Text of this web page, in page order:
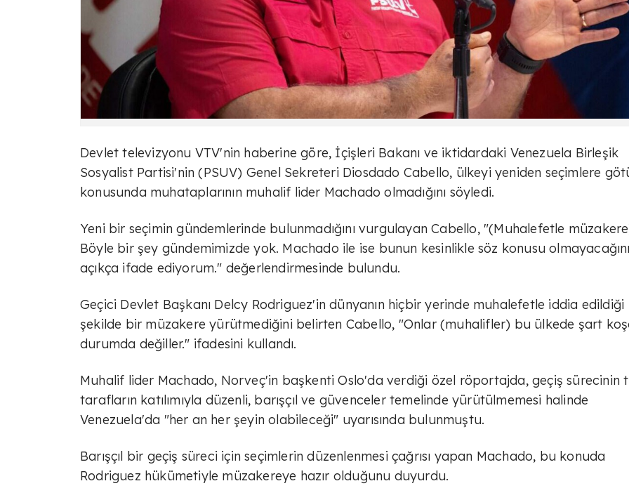
Devlet televizyonu VTV'nin haberine göre, İçişleri Bakanı ve iktidardaki Venezuela Birleşik
Sosyalist Partisi'nin (PSUV) Genel Sekreteri Diosdado Cabello, ülkeyi yeniden seçimlere
konusunda muhataplarının muhalif lider Machado olmadığını söyledi.
Yeni bir seçimin gündemlerinde bulunmadığını vurgulayan Cabello, "(Muhalefetle
Böyle bir şey gündemimizde yok. Machado ile ise bunun kesinlikle söz konusu
açıkça ifade ediyorum." değerlendirmesinde bulundu.
Geçici Devlet Başkanı Delcy Rodriguez'in dünyanın hiçbir yerinde muhalefetle iddia edildiği
şekilde bir müzakere yürütmediğini belirten Cabello, "Onlar (muhalifler) bu ülkede şart
durumda değiller." ifadesini kullandı.
Muhalif lider Machado, Norveç'in başkenti Oslo'da verdiği özel röportajda, geçiş sürecinin
tarafların katılımıyla düzenli, barışçıl ve güvenceler temelinde yürütülmemesi halinde
Venezuela'da "her an her şeyin olabileceği" uyarısında bulunmuştu.
Barışçıl bir geçiş süreci için seçimlerin düzenlenmesi çağrısı yapan Machado, bu konuda
Rodriguez hükümetiyle müzakereye hazır olduğunu duyurdu.